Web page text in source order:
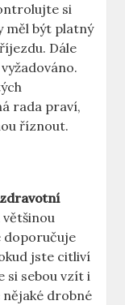
si
měl být platný
Dále
rada praví,
říznout.
zdravotní
většinou
doporučuje
jste citliví
si sebou vzít i
drobné